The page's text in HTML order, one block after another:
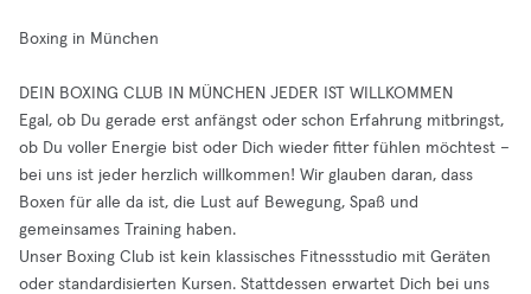
Boxing in München
DEIN BOXING CLUB IN MÜNCHEN JEDER IST WILLKOMMEN
Egal, ob Du gerade erst anfängst oder schon Erfahrung mitbringst,
ob Du voller Energie bist oder Dich wieder fitter fühlen möchtest –
bei uns ist jeder herzlich willkommen! Wir glauben daran, dass
Boxen für alle da ist, die Lust auf Bewegung, Spaß und
gemeinsames Training haben.
Unser Boxing Club ist kein klassisches Fitnessstudio mit Geräten
oder standardisierten Kursen. Stattdessen erwartet Dich bei uns